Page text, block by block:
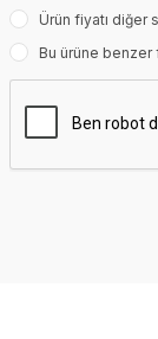
Ürün fiyatı diğer
Bu ürüne benzer